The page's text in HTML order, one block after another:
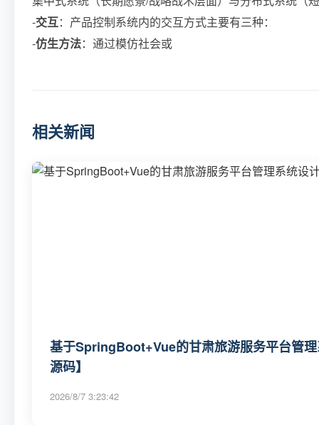
-交互：产品控制系统内的交互方式主要有三种：
-仿生方法：通过模仿社会或
相关新闻
基于SpringBoot+Vue的甘肃旅游服务平台管
源码】
2026/8/7 3:23:42